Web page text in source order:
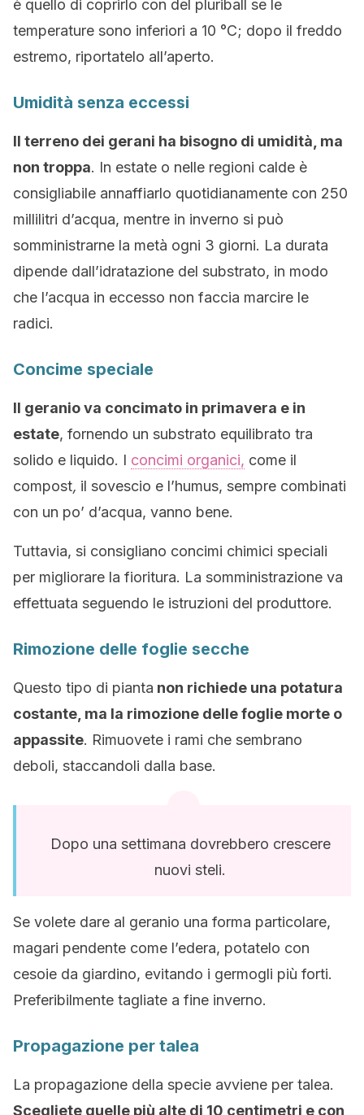
è quello di coprirlo con del pluriball se le
temperature sono inferiori a 10 °C; dopo il freddo
estremo, riportatelo all’aperto.
Umidità senza eccessi
Il terreno dei gerani ha bisogno di umidità, ma
non troppa. In estate o nelle regioni calde è
consigliabile annaffiarlo quotidianamente con 250
millilitri d’acqua, mentre in inverno si può
somministrarne la metà ogni 3 giorni. La durata
dipende dall’idratazione del substrato, in modo
che l’acqua in eccesso non faccia marcire le
radici.
Concime speciale
Il geranio va concimato in primavera e in
estate, fornendo un substrato equilibrato tra
solido e liquido. I concimi organici, come il
compost, il sovescio e l’humus, sempre combinati
con un po’ d’acqua, vanno bene.
Tuttavia, si consigliano concimi chimici speciali
per migliorare la fioritura. La somministrazione va
effettuata seguendo le istruzioni del produttore.
Rimozione delle foglie secche
Questo tipo di pianta non richiede una potatura
costante, ma la rimozione delle foglie morte o
appassite. Rimuovete i rami che sembrano
deboli, staccandoli dalla base.
Dopo una settimana dovrebbero crescere
nuovi steli.
Se volete dare al geranio una forma particolare,
magari pendente come l’edera, potatelo con
cesoie da giardino, evitando i germogli più forti.
Preferibilmente tagliate a fine inverno.
Propagazione per talea
La propagazione della specie avviene per talea.
Scegliete quelle più alte di 10 centimetri e con